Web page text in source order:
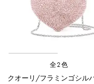
全2色
クオーリ/フラミンゴシル